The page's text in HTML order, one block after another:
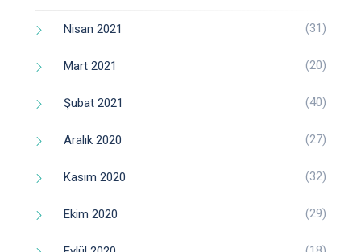
Nisan 2021 (31)
Mart 2021 (20)
Şubat 2021 (40)
Aralık 2020 (27)
Kasım 2020 (32)
Ekim 2020 (29)